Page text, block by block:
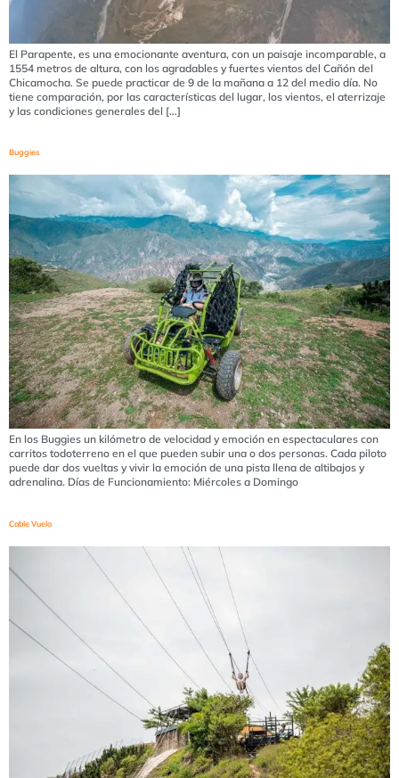
El Parapente, es una emocionante aventura, con un paisaje incomparable, a
1554 metros de altura, con los agradables y fuertes vientos del Cañón del
Chicamocha. Se puede practicar de 9 de la mañana a 12 del medio día. No
tiene comparación, por las características del lugar, los vientos, el aterrizaje
y las condiciones generales del […]
Buggies
En los Buggies un kilómetro de velocidad y emoción en espectaculares con
carritos todoterreno en el que pueden subir una o dos personas. Cada piloto
puede dar dos vueltas y vivir la emoción de una pista llena de altibajos y
adrenalina. Días de Funcionamiento: Miércoles a Domingo
Cable Vuelo